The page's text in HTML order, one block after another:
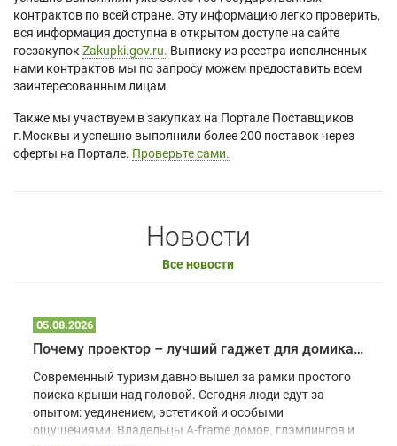
контрактов по всей стране. Эту информацию легко проверить,
вся информация доступна в открытом доступе на сайте
госзакупок Zakupki.gov.ru. Выписку из реестра исполненных
нами контрактов мы по запросу можем предоставить всем
заинтересованным лицам.
Также мы участвуем в закупках на Портале Поставщиков
г.Москвы и успешно выполнили более 200 поставок через
оферты на Портале. Проверьте сами.
Новости
Все новости
05.08.2026
Почему проектор – лучший гаджет для домика в глэмпинге
Современный туризм давно вышел за рамки простого
поиска крыши над головой. Сегодня люди едут за
опытом: уединением, эстетикой и особыми
ощущениями. Владельцы A-frame домов, глэмпингов и